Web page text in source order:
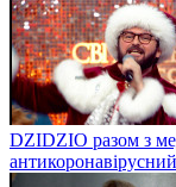
DZIDZIO разом з